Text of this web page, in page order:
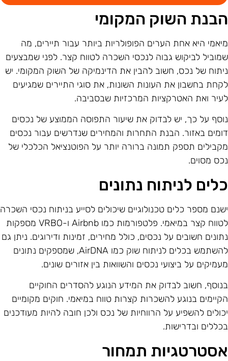
השוק המקומי
היא אחת הערים הפופולריות ביותר עבור תיירים, מה
לביקוש גבוה לנכסי השכרה לטווח קצר. לפני שמבצעים
של נכס, חשוב להבין את הדינמיקה של השוק המקומי. יש
בחשבון את העונות השונות, את סוגי התיירים שמגיעים
ואת האטרקציות המרכזיות שבסביבה.
על כך, יש לבדוק את שיעור התפוסה הממוצע של נכסים
באזור. הבנת התחרות והמחירים שנדרשים עבור נכסים
תספק תמונה ברורה יותר על הפוטנציאל הכלכלי של
מסוים.
לניתוח נתונים
מספר כלים טכנולוגיים שיכולים לסייע בניתוח נכסי השכרה
לטווח קצר במיאמי. פלטפורמות כמו Airbnb ו-VRBO מספקות
חשובים על נכסים, כולל מחירים, זמינות ודירוגים. ניתן גם
להשתמש בכלים לניתוח שוק כמו AirDNA, שמספקים נתונים
על ביצועי נכסים והשוואות בין אזורים שונים.
חשוב לבדוק את המידע הנוגע להסדרים החוקיים
בנוגע להשכרות קצרות טווח במיאמי. חוקים מקומיים
להשפיע על הרווחיות של נכס ולכן חובה להיות מעודכנים
ובדרישות.
תמחור